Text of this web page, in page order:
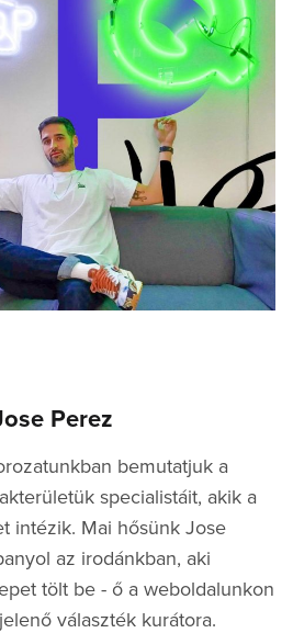
Perez
bemutatjuk a
specialistáit, akik a
intézik. Mai hősünk Jose
az irodánkban, aki
tölt be - ő a weboldalunkon
választék kurátora.